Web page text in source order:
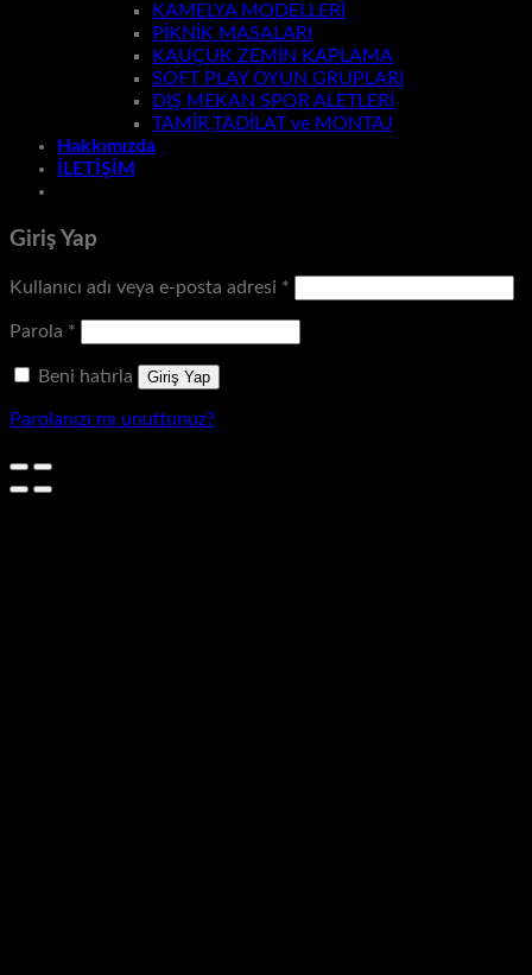
KAMELYA MODELLERİ
PİKNİK MASALARI
KAUÇUK ZEMİN KAPLAMA
SOFT PLAY OYUN GRUPLARI
DIŞ MEKAN SPOR ALETLERİ
TAMİR,TADİLAT ve MONTAJ
Hakkımızda
İLETİŞİM
Giriş Yap
Kullanıcı adı veya e-posta adresi *
Parola *
Beni hatırla Giriş Yap
Parolanızı mı unuttunuz?